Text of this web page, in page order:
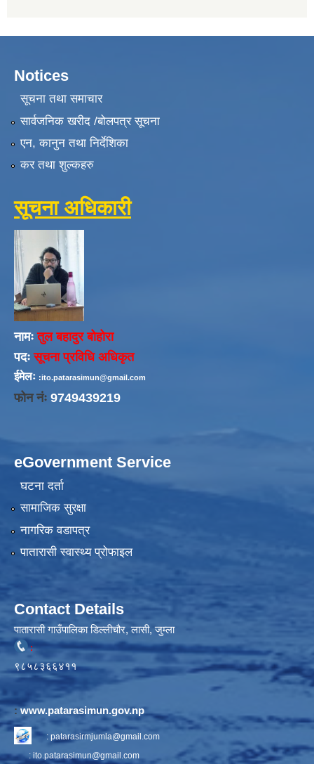
Notices
सूचना तथा समाचार
सार्वजनिक खरीद /बोलपत्र सूचना
एन, कानुन तथा निर्देशिका
कर तथा शुल्कहरु
सूचना अधिकारी
नामःतुल बहादुर बोहोरा
पदःसूचना प्रविधि अधिकृत
ईमेलः :ito.patarasimun@gmail.com
फोन नंः 9749439219
eGovernment Service
घटना दर्ता
सामाजिक सुरक्षा
नागरिक वडापत्र
पातारासी स्वास्थ्य प्रोफाइल
Contact Details
पातारासी गाउँपालिका डिल्लीचौर, लासी, जुम्ला
:
९८५८३६६४११
:www.patarasimun.gov.np
: patarasirmjumla@gmail.com
: ito.patarasimun@gmail.com